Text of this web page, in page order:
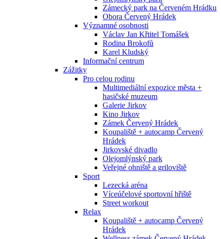
Zámecký park na Červeném Hrádku
Obora Červený Hrádek
Významné osobnosti
Václav Jan Křtitel Tomášek
Rodina Brokofů
Karel Kludský
Informační centrum
Zážitky
Pro celou rodinu
Multimediální expozice města +
hasičské muzeum
Galerie Jirkov
Kino Jirkov
Zámek Červený Hrádek
Koupaliště + autocamp Červený
Hrádek
Jirkovské divadlo
Olejomlýnský park
Veřejné ohniště a griloviště
Sport
Lezecká aréna
Víceúčelové sportovní hřiště
Street workout
Relax
Koupaliště + autocamp Červený
Hrádek